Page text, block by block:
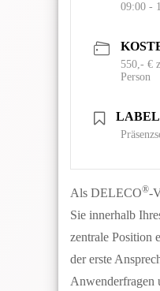
09:00 -
550,- €
Person
LABEL
Als DELECO®-
Sie innerhalb
zentrale Position
der erste
Anwenderfragen